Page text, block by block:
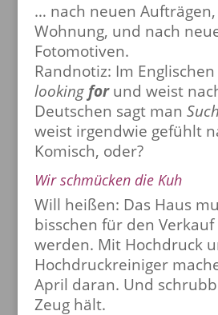
… nach neuen
Wohnung, und nach
Fotomotiven.
Randnotiz: Im
looking forund weist
Deutschen sagt man
weist irgendwie gefühlt
Komisch, oder?
Wir schmücken die Kuh
Will heißen: Das Haus
bisschen für den
werden. Mit Hochdruck
Hochdruckreiniger
April daran. Und
Zeug hält.